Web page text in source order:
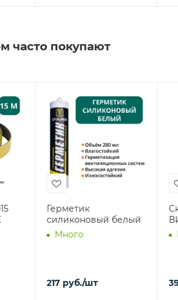
часто покупают
Герметик
силиконовый белый
Много
217 руб./шт